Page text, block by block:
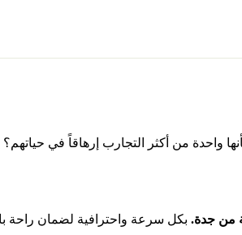
أخرى بأنها واحدة من أكثر التجارب إرهاقاً في
من جدة. بكل سرعة واحترافية لضمان راحة